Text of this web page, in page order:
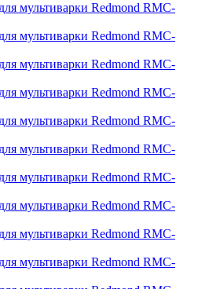
мультиварки Redmond RMC-
мультиварки Redmond RMC-
мультиварки Redmond RMC-
мультиварки Redmond RMC-
мультиварки Redmond RMC-
мультиварки Redmond RMC-
мультиварки Redmond RMC-
мультиварки Redmond RMC-
мультиварки Redmond RMC-
мультиварки Redmond RMC-